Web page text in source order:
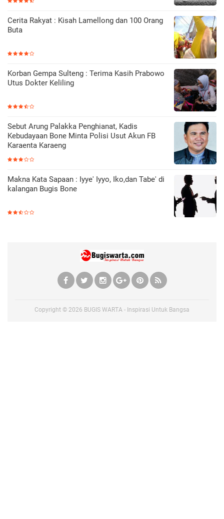
Cerita Rakyat : Kisah Lamellong dan 100 Orang
Buta
Korban Gempa Sulteng : Terima Kasih Prabowo
Utus Dokter Keliling
Sebut Arung Palakka Penghianat, Kadis
Kebudayaan Bone Minta Polisi Usut Akun FB
Karaenta Karaeng
Makna Kata Sapaan : Iyye' Iyyo, Iko,dan Tabe' di
kalangan Bugis Bone
Copyright © 2026 BUGIS WARTA - Inspirasi Untuk Bangsa